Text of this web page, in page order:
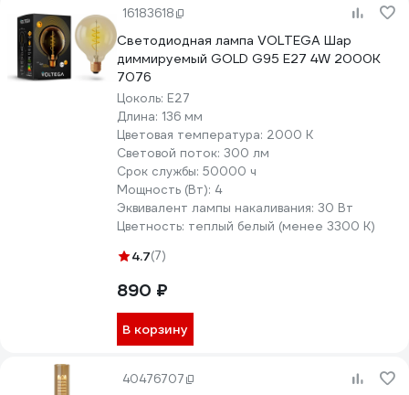
16183618
Светодиодная лампа VOLTEGA Шар
диммируемый GOLD G95 Е27 4W 2000К
7076
Цоколь: E27
Длина: 136 мм
Цветовая температура: 2000 К
Световой поток: 300 лм
Срок службы: 50000 ч
Мощность (Вт): 4
Эквивалент лампы накаливания: 30 Вт
Цветность: теплый белый (менее 3300 К)
4.7(7)
890 ₽
В корзину
40476707